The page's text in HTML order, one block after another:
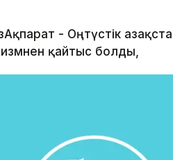
- Оңтүстік
қайтыс болды,